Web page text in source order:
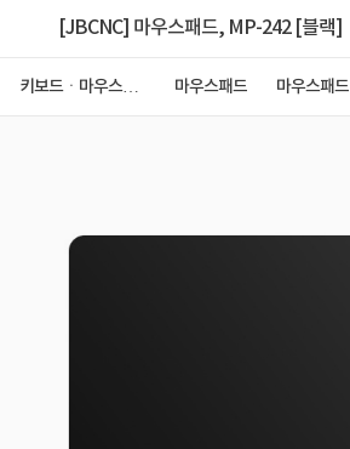
[JBCNC] 마우스패드, MP-242 [블랙]
키보드ㆍ마우스ㆍ
마우스패드 마우스패드